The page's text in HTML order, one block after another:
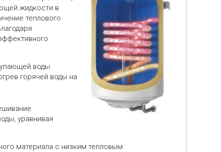
жидкости в
теплового
воды
горячей воды на
уравнивая
материала с низким тепловым